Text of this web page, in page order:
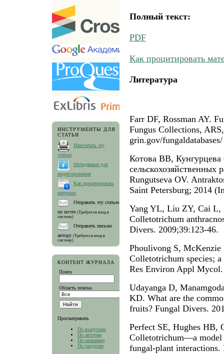
ИНСТРУМЕНТЫ ДЛЯ
СТАТЬИ
Напечатать эту
статью
Метаданные для
индексирования
Как процитировать
материал
Отправить эту статью
по почте (Требуется вход в
систему)
Отправить письмо
автору (Требуется вход в
систему)
КОНТЕНТ ЖУРНАЛА
Поиск
Область поиска
Просматривать
По выпускам
По авторам
По названию
По разделам
Полный текст:
PDF
Как процитировать
Литература
Farr DF, Rossman AY.
Fungus Collections,
grin.gov/fungaldatabases/
Котова ВВ,
Rungutseva OV.
Saint Petersburg; 2014
Yang YL, Liu ZY, Cai L,
Colletotrichum
Divers. 2009;39:123-46.
Phoulivong S,
Colletotrichum species;
Res Environ Appl
Udayanga D,
KD. What are the
fruits? Fungal Divers.
Perfect SE, Hughes HB,
Colletotrichum—a model
fungal-plant